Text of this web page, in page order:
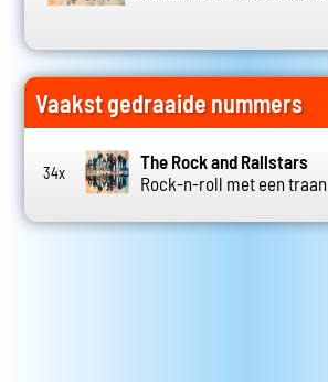
Vaakst gedraaide nummers
34x
The Rock and Rallstars
Rock-n-roll met een traan